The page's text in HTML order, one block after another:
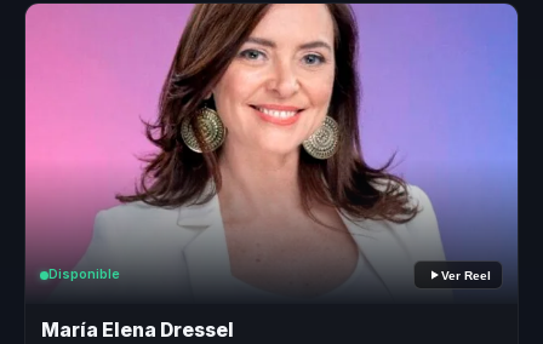
Disponible Ver Reel
María Elena Dressel